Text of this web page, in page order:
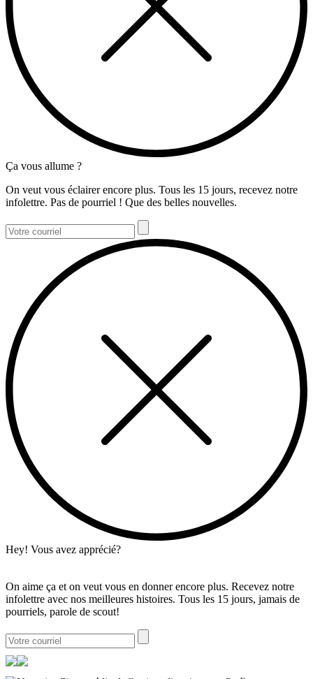
Ça vous allume ?
On veut vous éclairer encore plus. Tous les 15 jours, recevez notre
infolettre. Pas de pourriel ! Que des belles nouvelles.
Hey! Vous avez apprécié?
On aime ça et on veut vous en donner encore plus. Recevez notre
infolettre avec nos meilleures histoires. Tous les 15 jours, jamais de
pourriels, parole de scout!